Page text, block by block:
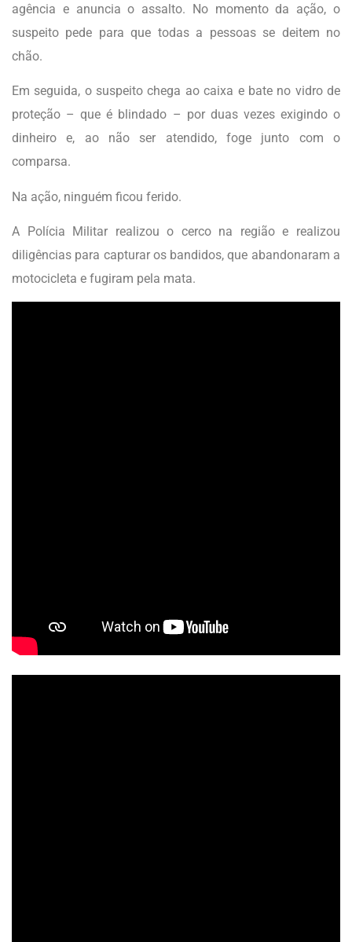
agência e anuncia o assalto. No momento da ação, o
suspeito pede para que todas a pessoas se deitem no
chão.
Em seguida, o suspeito chega ao caixa e bate no vidro de
proteção – que é blindado – por duas vezes exigindo o
dinheiro e, ao não ser atendido, foge junto com o
comparsa.
Na ação, ninguém ficou ferido.
A Polícia Militar realizou o cerco na região e realizou
diligências para capturar os bandidos, que abandonaram a
motocicleta e fugiram pela mata.